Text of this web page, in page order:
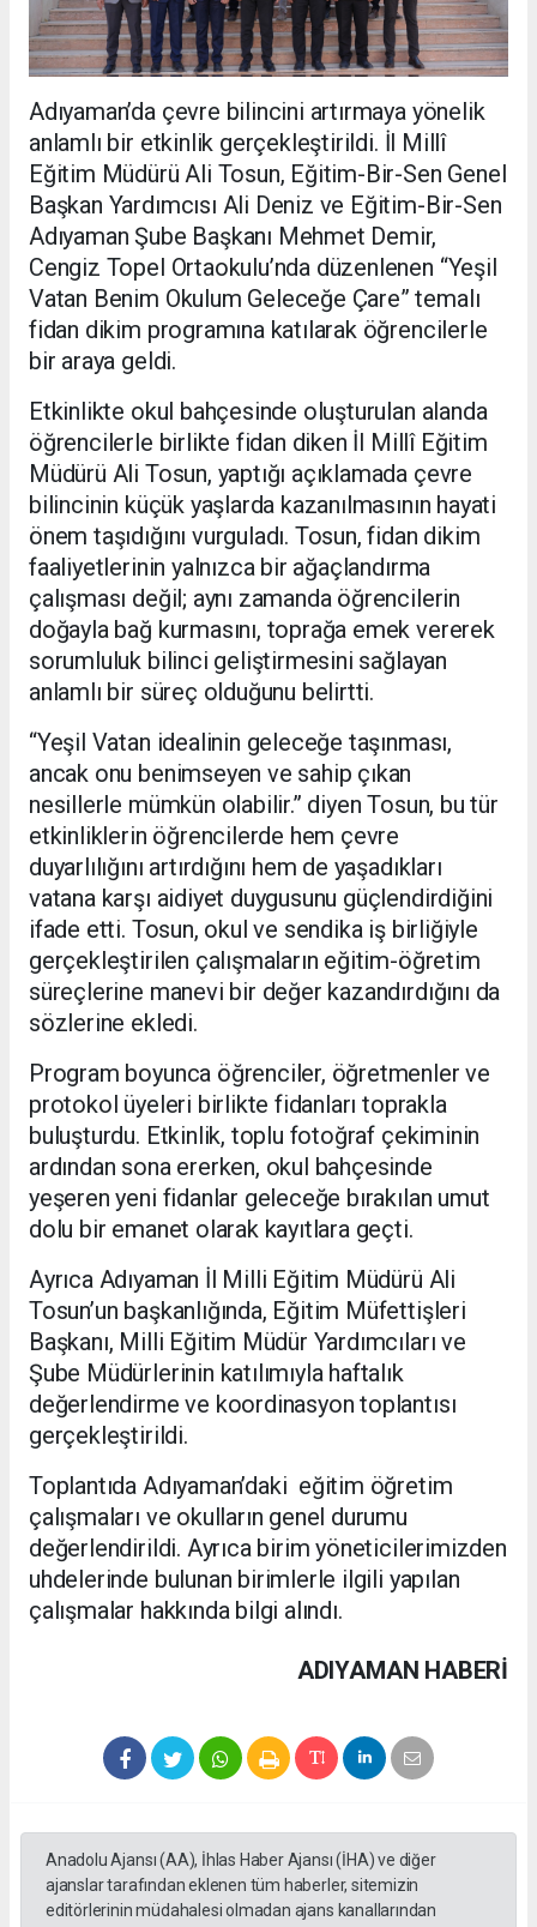
Adıyaman’da çevre bilincini artırmaya yönelik
anlamlı bir etkinlik gerçekleştirildi. İl Millî
Eğitim Müdürü Ali Tosun, Eğitim-Bir-Sen Genel
Başkan Yardımcısı Ali Deniz ve Eğitim-Bir-Sen
Adıyaman Şube Başkanı Mehmet Demir,
Cengiz Topel Ortaokulu’nda düzenlenen “Yeşil
Vatan Benim Okulum Geleceğe Çare” temalı
fidan dikim programına katılarak öğrencilerle
bir araya geldi.
Etkinlikte okul bahçesinde oluşturulan alanda
öğrencilerle birlikte fidan diken İl Millî Eğitim
Müdürü Ali Tosun, yaptığı açıklamada çevre
bilincinin küçük yaşlarda kazanılmasının hayati
önem taşıdığını vurguladı. Tosun, fidan dikim
faaliyetlerinin yalnızca bir ağaçlandırma
çalışması değil; aynı zamanda öğrencilerin
doğayla bağ kurmasını, toprağa emek vererek
sorumluluk bilinci geliştirmesini sağlayan
anlamlı bir süreç olduğunu belirtti.
“Yeşil Vatan idealinin geleceğe taşınması,
ancak onu benimseyen ve sahip çıkan
nesillerle mümkün olabilir.” diyen Tosun, bu tür
etkinliklerin öğrencilerde hem çevre
duyarlılığını artırdığını hem de yaşadıkları
vatana karşı aidiyet duygusunu güçlendirdiğini
ifade etti. Tosun, okul ve sendika iş birliğiyle
gerçekleştirilen çalışmaların eğitim-öğretim
süreçlerine manevi bir değer kazandırdığını da
sözlerine ekledi.
Program boyunca öğrenciler, öğretmenler ve
protokol üyeleri birlikte fidanları toprakla
buluşturdu. Etkinlik, toplu fotoğraf çekiminin
ardından sona ererken, okul bahçesinde
yeşeren yeni fidanlar geleceğe bırakılan umut
dolu bir emanet olarak kayıtlara geçti.
Ayrıca Adıyaman İl Milli Eğitim Müdürü Ali
Tosun’un başkanlığında, Eğitim Müfettişleri
Başkanı, Milli Eğitim Müdür Yardımcıları ve
Şube Müdürlerinin katılımıyla haftalık
değerlendirme ve koordinasyon toplantısı
gerçekleştirildi.
Toplantıda Adıyaman’daki eğitim öğretim
çalışmaları ve okulların genel durumu
değerlendirildi. Ayrıca birim yöneticilerimizden
uhdelerinde bulunan birimlerle ilgili yapılan
çalışmalar hakkında bilgi alındı.
ADIYAMAN HABERİ
Anadolu Ajansı (AA), İhlas Haber Ajansı (İHA) ve diğer
ajanslar tarafından eklenen tüm haberler, sitemizin
editörlerinin müdahalesi olmadan ajans kanallarından